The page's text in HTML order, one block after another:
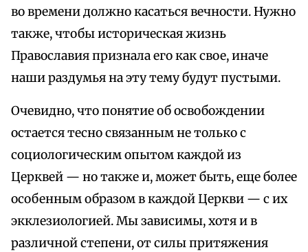
во времени должно касаться вечности. Нужно
также, чтобы историческая жизнь
Православия признала его как свое, иначе
наши раздумья на эту тему будут пустыми.
Очевидно, что понятие об освобождении
остается тесно связанным не только с
социологическим опытом каждой из
Церквей — но также и, может быть, еще более
особенным образом в каждой Церкви — с их
экклезиологией. Мы зависимы, хотя и в
различной степени, от силы притяжения